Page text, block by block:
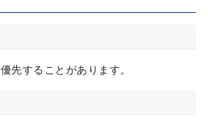
することがあります。